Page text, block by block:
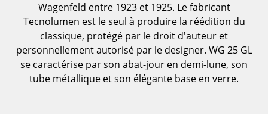
Table de jardin
Chariots & Dessertes
Pièces détachées
... voir toutes les tables
Wagenfeld entre 1923 et 1925. Le fabricant
Tecnolumen est le seul à produire la réédition du
classique, protégé par le droit d'auteur et
personnellement autorisé par le designer. WG 25 GL
se caractérise par son abat-jour en demi-lune, son
tube métallique et son élégante base en verre.